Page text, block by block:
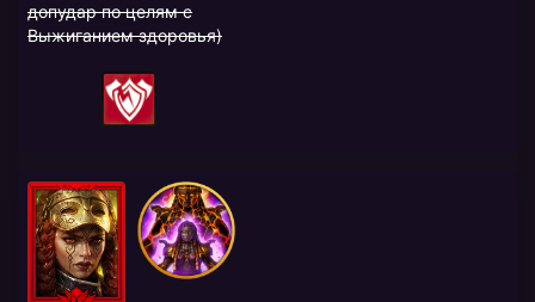
допудар по целям с
Выжиганием здоровья)